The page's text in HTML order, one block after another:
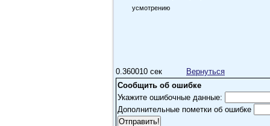
усмотрению
0.360010 сек
Вернуться
Сообщить об ошибке
Укажите ошибочные данные:
Дополнительные пометки об ошибке